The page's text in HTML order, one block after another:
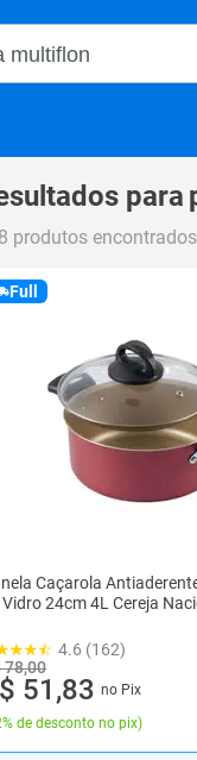
Magalu
para
produtos encontrados
Full
Caçarola
24cm 4L Cereja
4.6 (162)
78,00
51,83 no Pix
de desconto no pix)